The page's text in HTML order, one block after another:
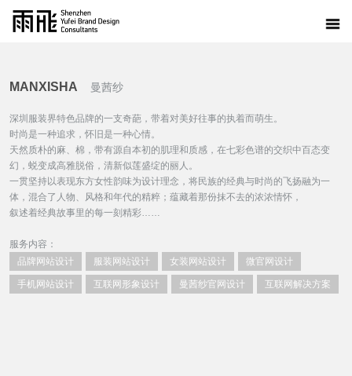
MANXISHA 曼茜纱
深圳服装界特色品牌的一支奇葩，带着对美好往事的执着而萌生。
时尚是一种追求，怀旧是一种心情。
天然质朴的麻、棉，带有源自本初的肌理和质感，在七彩色谱的交织中百态变
幻，蜕变成高雅脱俗，清新似莲盛绽的丽人。
一贯坚持以表现东方女性韵味为设计理念，将民族的经典与时尚的飞扬融为一
体，混合了人物、风格和年代的精粹；蕴藏着那份抹不去的浓浓情怀，
叙述着经典故事里的每一刻精彩……
服务内容：
品牌网站设计
服装网站设计 女装网站设计 微官网设计
手机网站设计 互联网形象设计 曼茜纱官网设计 互联网解决方案